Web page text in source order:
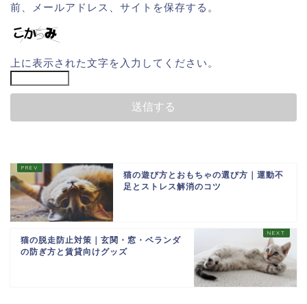
前、メールアドレス、サイトを保存する。
上に表示された文字を入力してください。
猫の遊び方とおもちゃの選び方｜運動不
足とストレス解消のコツ
猫の脱走防止対策｜玄関・窓・ベランダ
の防ぎ方と賃貸向けグッズ